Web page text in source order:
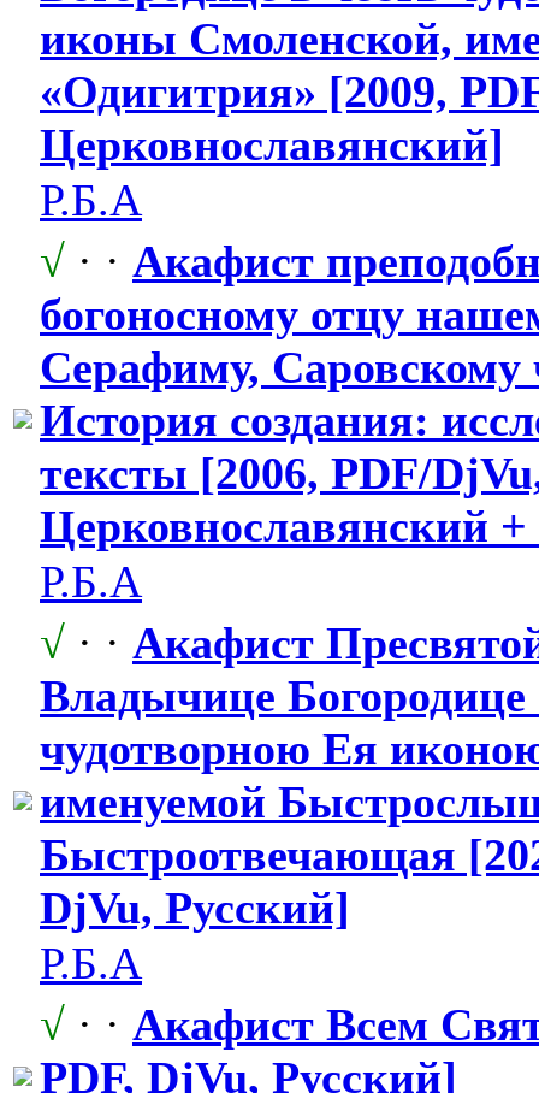
иконы Смоленской,
«Одигитрия» [2009,
Церковнослав​янский]
Р.Б.А
√ · · Акафист
богоносному отцу
Серафиму, Саровскому
История создания:
тексты [2006, PDF/
Церковнослав​янский +
Р.Б.А
√ · · Акафист
Владычице Богородице
чудотворною Ея
именуемой
Быстроотвеча​ющая
DjVu, Русский]
Р.Б.А
√ · · Акафист Всем
PDF, DjVu, Русский]